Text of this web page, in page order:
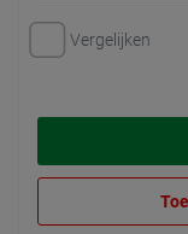
Vergelijken